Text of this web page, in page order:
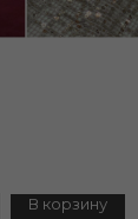
В корзину